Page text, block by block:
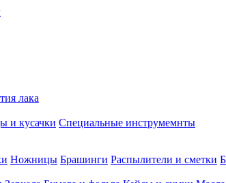
лака
и кусачки Специальные инструмемнты
Ножницы Брашинги Распылители и сметки